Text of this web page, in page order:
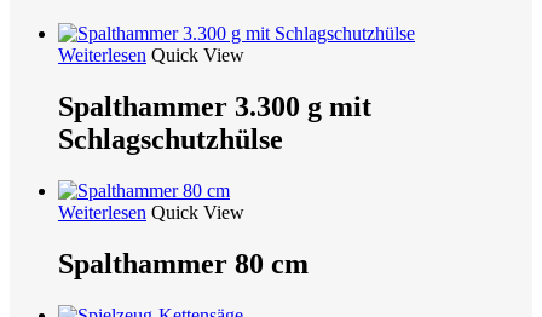
Weiterlesen Quick View
Spalthammer 3.300 g mit
Schlagschutzhülse
Weiterlesen Quick View
Spalthammer 80 cm